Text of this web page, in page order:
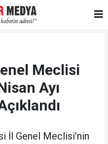
Meclisi
Ayı
İl Genel Meclisi’nin